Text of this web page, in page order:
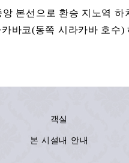
본선으로 환승 지노역 하
바코(동쪽 시라카바 호수)
객실
본 시설내 안내